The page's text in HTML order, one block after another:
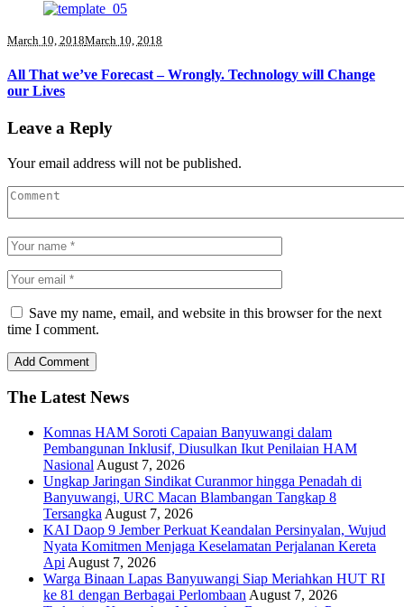
March 10, 2018March 10, 2018
All That we’ve Forecast – Wrongly. Technology will Change
our Lives
Leave a Reply
Your email address will not be published.
Save my name, email, and website in this browser for the next
time I comment.
The Latest News
Komnas HAM Soroti Capaian Banyuwangi dalam
Pembangunan Inklusif, Diusulkan Ikut Penilaian HAM
Nasional August 7, 2026
Ungkap Jaringan Sindikat Curanmor hingga Penadah di
Banyuwangi, URC Macan Blambangan Tangkap 8
Tersangka August 7, 2026
KAI Daop 9 Jember Perkuat Keandalan Persinyalan, Wujud
Nyata Komitmen Menjaga Keselamatan Perjalanan Kereta
Api August 7, 2026
Warga Binaan Lapas Banyuwangi Siap Meriahkan HUT RI
ke 81 dengan Berbagai Perlombaan August 7, 2026